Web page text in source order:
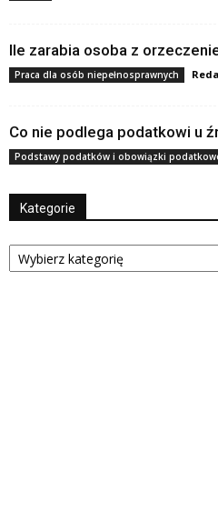
Ile zarabia osoba z
Praca dla osób niepełnosprawnych
Co nie podlega podatkowi u
Podstawy podatków i obowiązki
Kategorie
Kategorie